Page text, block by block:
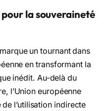
la souveraineté
un tournant dans
en transformant la
inédit. Au-delà du
l’Union européenne
l’utilisation indirecte